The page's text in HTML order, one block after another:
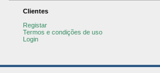
Clientes
Registar
Termos e condições de uso
Login